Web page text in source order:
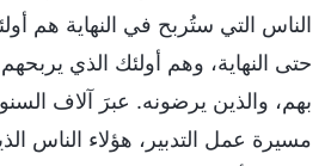
الناس التي ستُربح في النهاية هم
حتى النهاية، وهم أولئك الذي
بهم، والذين يرضونه. عبرَ آلاف
مسيرة عمل التدبير، هؤلاء الناس